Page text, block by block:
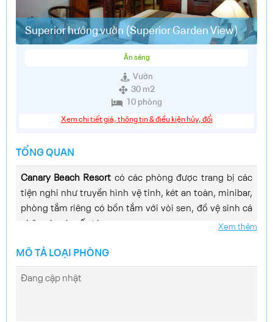
Ăn sáng
Superior hướng vườn (Superior Garden View)
Vườn
30 m2
10 phòng
Xem chi tiết giá, thông tin & điều kiện hủy, đổi
TỔNG QUAN
Canary Beach Resort có các phòng được trang bị các
tiện nghi như truyền hình vệ tinh, két an toàn, minibar,
phòng tắm riêng có bồn tắm với vòi sen, đồ vệ sinh cá
nhân và máy sấy tóc.
lưu niệm, bán tour, dịch vụ cho thuê xe đạp và xe hơi,
Du khách có thể thư giãn trong bồn tắm nước nóng, hồ
Xem thêm
MÔ TẢ LOẠI PHÒNG
Đang cập nhật